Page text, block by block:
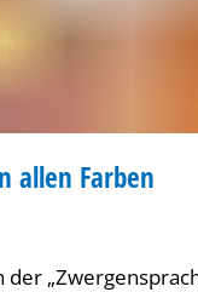
allen Farben